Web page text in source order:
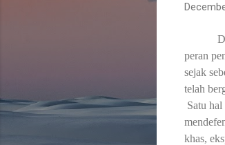
peran
sejak
telah
Satu
khas,